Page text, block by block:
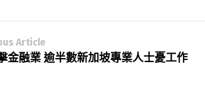
Article
金融業 逾半數新加坡專業人士憂工作